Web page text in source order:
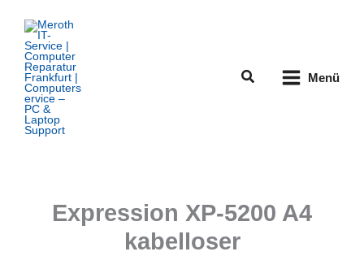
Inhalt
springen
Suchen Menü
Expression XP-5200 A4
kabelloser